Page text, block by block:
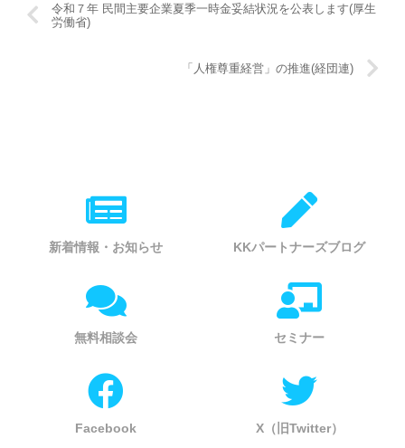
令和７年 民間主要企業夏季一時金妥結状況を公表します(厚生
労働省)
「人権尊重経営」の推進(経団連)
新着情報・お知らせ KKパートナーズブログ
無料相談会 セミナー
Facebook X（旧Twitter）